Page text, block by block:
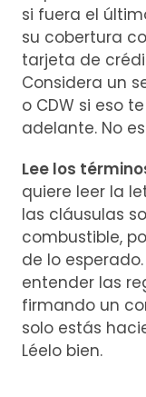
si fuera el
su cobertura
tarjeta de
Considera un
o CDW si eso
adelante. No
Lee los
quiere leer la
las cláusulas
combustible,
de lo
entender las
firmando un
solo estás
Léelo bien.